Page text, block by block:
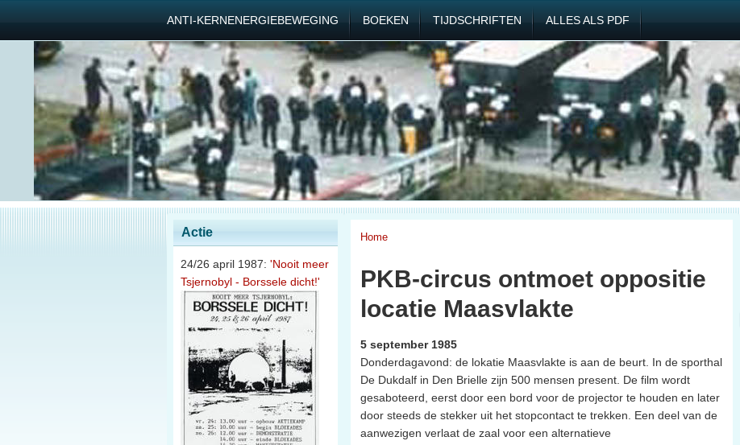
ANTI-KERNENERGIEBEWEGING BOEKEN TIJDSCHRIFTEN ALLES ALS PDF
Actie
24/26 april 1987: 'Nooit meer
Tsjernobyl - Borssele dicht!'
Home
PKB-circus ontmoet oppositie
locatie Maasvlakte
5 september 1985
Donderdagavond: de lokatie Maasvlakte is aan de beurt. In de sporthal
De Dukdalf in Den Brielle zijn 500 mensen present. De film wordt
gesaboteerd, eerst door een bord voor de projector te houden en later
door steeds de stekker uit het stopcontact te trekken. Een deel van de
aanwezigen verlaat de zaal voor een alternatieve